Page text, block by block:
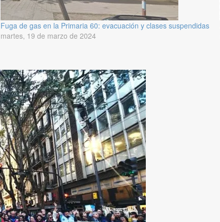
Fuga de gas en la Primaria 60: evacuación y clases suspendidas
martes, 19 de marzo de 2024